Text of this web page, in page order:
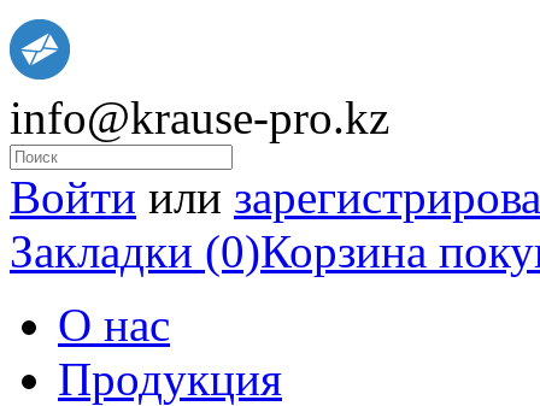
info@krause-pro.kz
Войти или
Закладки (0)Корзина
О нас
Продукция